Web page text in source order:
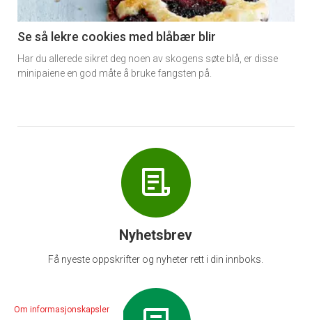
6
Se så lekre cookies med blåbær blir
Har du allerede sikret deg noen av skogens søte blå, er disse
minipaiene en god måte å bruke fangsten på.
Nyhetsbrev
Få nyeste oppskrifter og nyheter rett i din innboks.
Om informasjonskapsler